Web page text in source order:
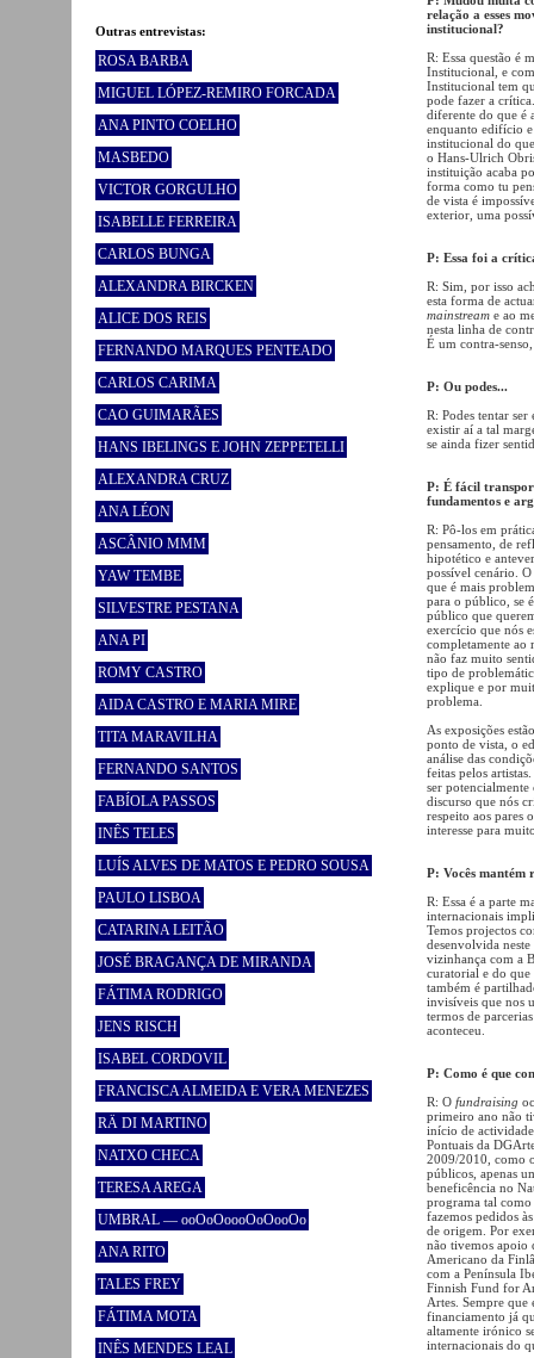
Outras entrevistas:
ROSA BARBA
MIGUEL LÓPEZ-REMIRO FORCADA
ANA PINTO COELHO
MASBEDO
VICTOR GORGULHO
ISABELLE FERREIRA
CARLOS BUNGA
ALEXANDRA BIRCKEN
ALICE DOS REIS
FERNANDO MARQUES PENTEADO
CARLOS CARIMA
CAO GUIMARÃES
HANS IBELINGS E JOHN ZEPPETELLI
ALEXANDRA CRUZ
ANA LÉON
ASCÂNIO MMM
YAW TEMBE
SILVESTRE PESTANA
ANA PI
ROMY CASTRO
AIDA CASTRO E MARIA MIRE
TITA MARAVILHA
FERNANDO SANTOS
FABÍOLA PASSOS
INÊS TELES
LUÍS ALVES DE MATOS E PEDRO SOUSA
PAULO LISBOA
CATARINA LEITÃO
JOSÉ BRAGANÇA DE MIRANDA
FÁTIMA RODRIGO
JENS RISCH
ISABEL CORDOVIL
FRANCISCA ALMEIDA E VERA MENEZES
RÄ DI MARTINO
NATXO CHECA
TERESA AREGA
UMBRAL — ooOoOoooOoOooOo
ANA RITO
TALES FREY
FÁTIMA MOTA
INÊS MENDES LEAL
relação a esses
institucional?
R: Essa questão é
Institucional, e
Institucional tem
pode fazer a
diferente do que é
enquanto edifício
institucional do
o Hans-Ulrich
instituição acaba
forma como tu
de vista é
exterior, uma
P: Essa foi a
R: Sim, por isso
esta forma de
mainstream e ao
nesta linha de
É um contra-
P: Ou podes...
R: Podes tentar
existir aí a tal
se ainda fizer
P: É fácil
fundamentos e
R: Pô-los em
pensamento, de
hipotético e
possível cenário.
que é mais
para o público, se
público que
exercício que nós
completamente ao
não faz muito
tipo de
explique e por
problema.
As exposições
ponto de vista, o
análise das
feitas pelos
ser
discurso que nós
respeito aos pares
interesse para
P: Vocês mantém
R: Essa é a parte
internacionais
Temos projectos
desenvolvida
vizinhança com a
curatorial e do que
também é
invisíveis que nos
termos de
aconteceu.
P: Como é que
R: O fundraising
primeiro ano não
início de
Pontuais da
2009/2010, como
públicos, apenas
beneficência no
programa tal como
fazemos pedidos
de origem. Por
não tivemos apoio
Americano da
com a Península
Finnish Fund for
Artes. Sempre que
financiamento já
altamente irónico
internacionais do